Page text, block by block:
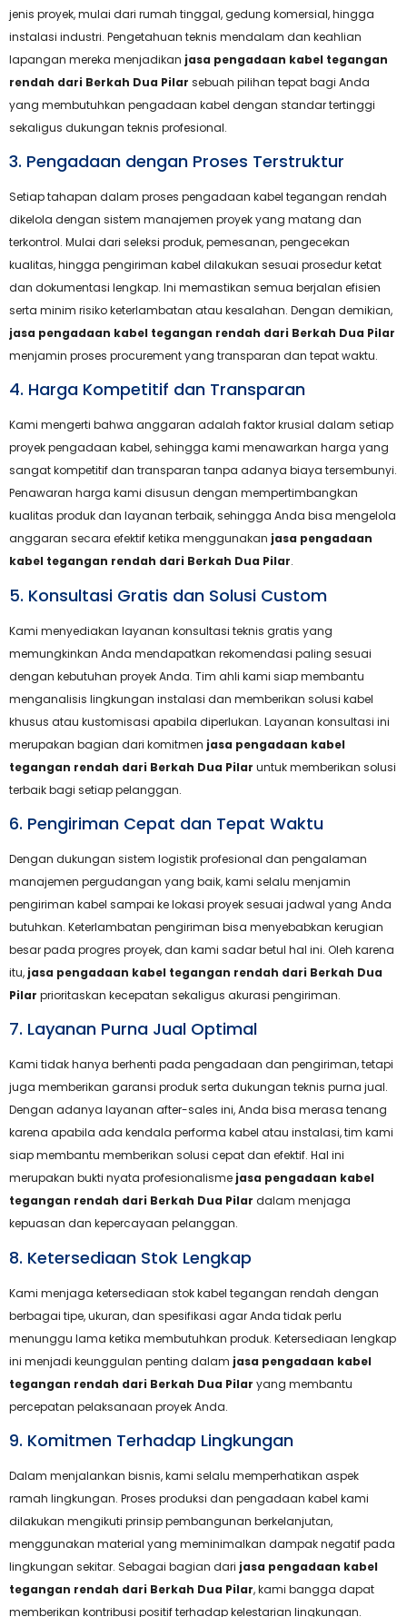
jenis proyek, mulai dari rumah tinggal, gedung komersial, hingga
instalasi industri. Pengetahuan teknis mendalam dan keahlian
lapangan mereka menjadikan jasa pengadaan kabel tegangan
rendah dari Berkah Dua Pilar sebuah pilihan tepat bagi Anda
yang membutuhkan pengadaan kabel dengan standar tertinggi
sekaligus dukungan teknis profesional.
3. Pengadaan dengan Proses Terstruktur
Setiap tahapan dalam proses pengadaan kabel tegangan rendah
dikelola dengan sistem manajemen proyek yang matang dan
terkontrol. Mulai dari seleksi produk, pemesanan, pengecekan
kualitas, hingga pengiriman kabel dilakukan sesuai prosedur ketat
dan dokumentasi lengkap. Ini memastikan semua berjalan efisien
serta minim risiko keterlambatan atau kesalahan. Dengan demikian,
jasa pengadaan kabel tegangan rendah dari Berkah Dua Pilar
menjamin proses procurement yang transparan dan tepat waktu.
4. Harga Kompetitif dan Transparan
Kami mengerti bahwa anggaran adalah faktor krusial dalam setiap
proyek pengadaan kabel, sehingga kami menawarkan harga yang
sangat kompetitif dan transparan tanpa adanya biaya tersembunyi.
Penawaran harga kami disusun dengan mempertimbangkan
kualitas produk dan layanan terbaik, sehingga Anda bisa mengelola
anggaran secara efektif ketika menggunakan jasa pengadaan
kabel tegangan rendah dari Berkah Dua Pilar.
5. Konsultasi Gratis dan Solusi Custom
Kami menyediakan layanan konsultasi teknis gratis yang
memungkinkan Anda mendapatkan rekomendasi paling sesuai
dengan kebutuhan proyek Anda. Tim ahli kami siap membantu
menganalisis lingkungan instalasi dan memberikan solusi kabel
khusus atau kustomisasi apabila diperlukan. Layanan konsultasi ini
merupakan bagian dari komitmen jasa pengadaan kabel
tegangan rendah dari Berkah Dua Pilar untuk memberikan solusi
terbaik bagi setiap pelanggan.
6. Pengiriman Cepat dan Tepat Waktu
Dengan dukungan sistem logistik profesional dan pengalaman
manajemen pergudangan yang baik, kami selalu menjamin
pengiriman kabel sampai ke lokasi proyek sesuai jadwal yang Anda
butuhkan. Keterlambatan pengiriman bisa menyebabkan kerugian
besar pada progres proyek, dan kami sadar betul hal ini. Oleh karena
itu, jasa pengadaan kabel tegangan rendah dari Berkah Dua
Pilar prioritaskan kecepatan sekaligus akurasi pengiriman.
7. Layanan Purna Jual Optimal
Kami tidak hanya berhenti pada pengadaan dan pengiriman, tetapi
juga memberikan garansi produk serta dukungan teknis purna jual.
Dengan adanya layanan after-sales ini, Anda bisa merasa tenang
karena apabila ada kendala performa kabel atau instalasi, tim kami
siap membantu memberikan solusi cepat dan efektif. Hal ini
merupakan bukti nyata profesionalisme jasa pengadaan kabel
tegangan rendah dari Berkah Dua Pilar dalam menjaga
kepuasan dan kepercayaan pelanggan.
8. Ketersediaan Stok Lengkap
Kami menjaga ketersediaan stok kabel tegangan rendah dengan
berbagai tipe, ukuran, dan spesifikasi agar Anda tidak perlu
menunggu lama ketika membutuhkan produk. Ketersediaan lengkap
ini menjadi keunggulan penting dalam jasa pengadaan kabel
tegangan rendah dari Berkah Dua Pilar yang membantu
percepatan pelaksanaan proyek Anda.
9. Komitmen Terhadap Lingkungan
Dalam menjalankan bisnis, kami selalu memperhatikan aspek
ramah lingkungan. Proses produksi dan pengadaan kabel kami
dilakukan mengikuti prinsip pembangunan berkelanjutan,
menggunakan material yang meminimalkan dampak negatif pada
lingkungan sekitar. Sebagai bagian dari jasa pengadaan kabel
tegangan rendah dari Berkah Dua Pilar, kami bangga dapat
memberikan kontribusi positif terhadap kelestarian lingkungan.